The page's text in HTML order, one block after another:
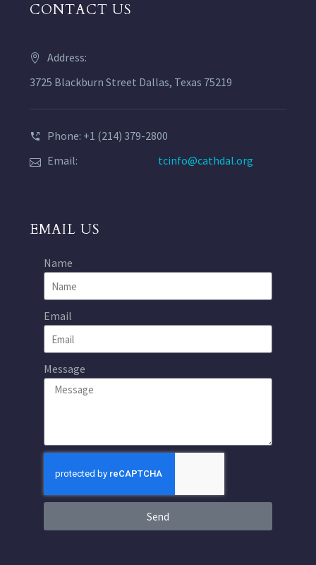
CONTACT US
Address:
3725 Blackburn Street Dallas, Texas 75219
Phone: +1 (214) 379-2800
Email:
tcinfo@cathdal.org
EMAIL US
Name
Email
Message
Send